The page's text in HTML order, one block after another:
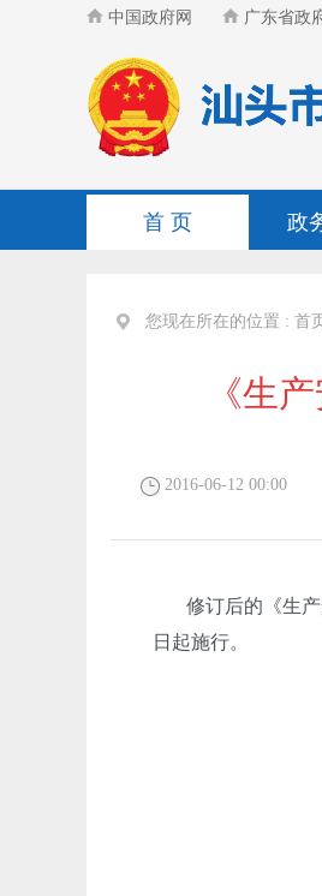
中国政府网 广东省政
首 页 政
您现在所在的位置 : 首
《生
2016-06-12 00:00
修订后的《生
日起施行。